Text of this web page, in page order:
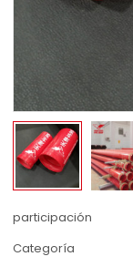
participación
Categoría